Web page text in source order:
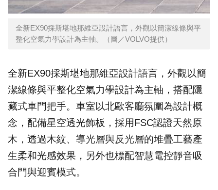
全新EX90採斯堪地那維亞設計語言，外觀以簡潔線條與平
整化空氣力學設計為主軸。（圖／VOLVO提供）
全新EX90採斯堪地那維亞設計語言，外觀以簡
潔線條與平整化空氣力學設計為主軸，搭配隱
藏式車門把手。車室以北歐客廳氛圍為設計概
念，配備星空透光飾板，採用FSC認證天然原
木，透過木紋、導光層與反光層的堆疊工藝產
生柔和光感效果，另外也標配智慧電控靜音吸
合門與迎賓模式。